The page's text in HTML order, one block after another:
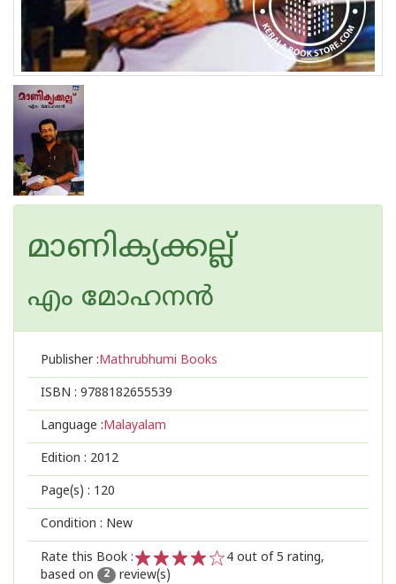
മാണിക്യക്കല്ല്‌
എം മോഹനന്‍
Publisher :Mathrubhumi Books
ISBN : 9788182655539
Language :Malayalam
Edition : 2012
Page(s) : 120
Condition : New
Rate this Book :
2
1
4 out of 5 rating,
based on
2 review(s)